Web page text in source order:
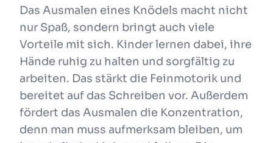
Das Ausmalen eines Knödels macht nicht
nur Spaß, sondern bringt auch viele
Vorteile mit sich. Kinder lernen dabei, ihre
Hände ruhig zu halten und sorgfältig zu
arbeiten. Das stärkt die Feinmotorik und
bereitet auf das Schreiben vor. Außerdem
fördert das Ausmalen die Konzentration,
denn man muss aufmerksam bleiben, um